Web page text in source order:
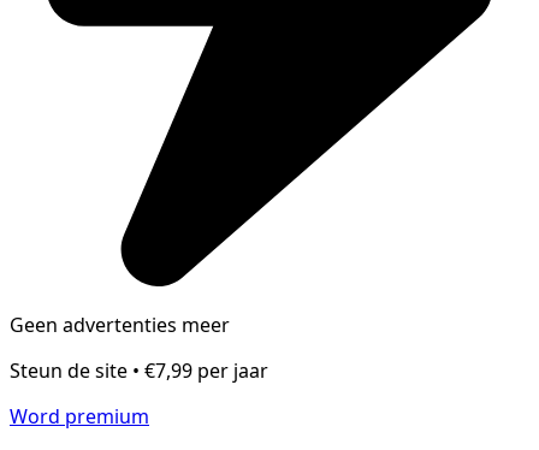
Geen advertenties meer
Steun de site • €7,99 per jaar
Word premium